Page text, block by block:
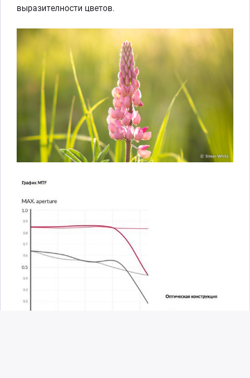
выразителности цветов.